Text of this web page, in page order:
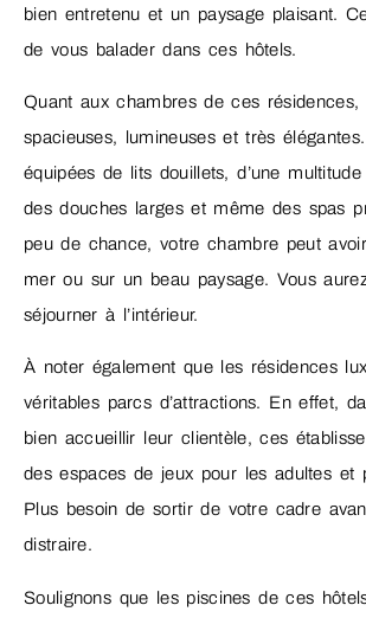
bien entretenu et un paysage plaisant.
de vous balader dans ces hôtels.
Quant aux chambres de ces résidences,
spacieuses, lumineuses et très
équipées de lits douillets, d’une
des douches larges et même des spas
peu de chance, votre chambre peut
mer ou sur un beau paysage. Vous
séjourner à l’intérieur.
À noter également que les résidences
véritables parcs d’attractions. En effet,
bien accueillir leur clientèle, ces
des espaces de jeux pour les adultes et
Plus besoin de sortir de votre cadre
distraire.
Soulignons que les piscines de ces